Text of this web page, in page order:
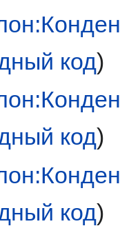
код)
код)
код)